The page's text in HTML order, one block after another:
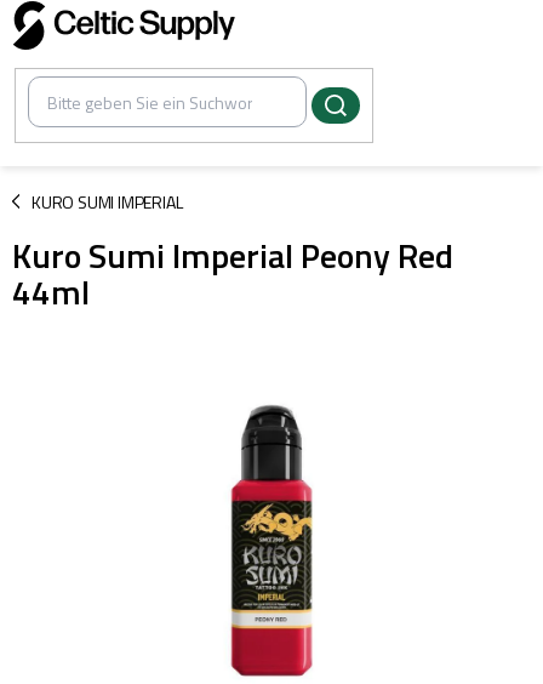
Zum
Inhalt
springen
KURO SUMI IMPERIAL
/
Kuro Sumi Imperial Peony Red
44ml